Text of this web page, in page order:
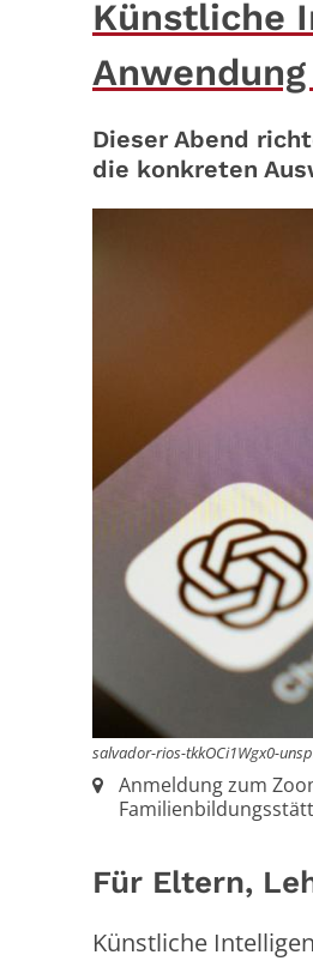
Künstliche
Dieser Abend
die konkreten
salvador-rios-tkkOCi1Wgx0-
Ort:Anmeldung zum
Für Eltern,
Künstliche